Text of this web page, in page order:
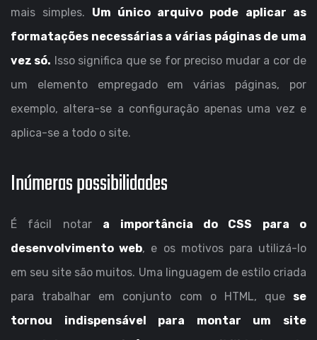
mais simples. Um único arquivo pode aplicar as
formatações necessárias a várias páginas de uma
vez só. Isso significa que se for preciso mudar a cor de
um elemento empregado em várias páginas, por
exemplo, altera-se a configuração apenas uma vez e
aplica-se a todo o site.
Inúmeras possibilidades
É fácil notar a importância do CSS para o
desenvolvimento web, e os motivos para utilizá-lo
em seu site são muitos. Uma linguagem de estilo criada
para trabalhar em conjunto com o HTML, que se
tornou indispensável para montar um site